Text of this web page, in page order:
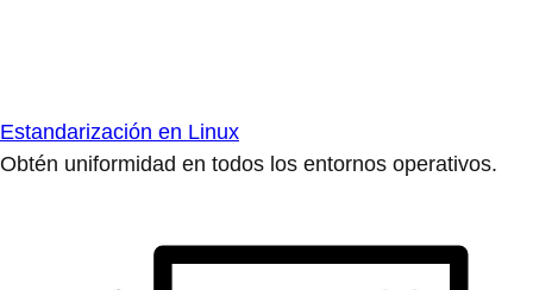
Estandarización en Linux
Obtén uniformidad en todos los entornos operativos.